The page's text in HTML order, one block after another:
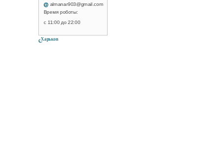
almanar903@gmail.com
Время роботы:
с 11:00 до 22:00
Харьков